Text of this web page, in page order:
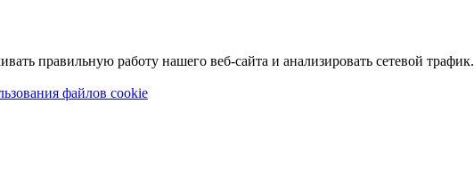
правильную работу нашего веб-сайта и анализировать сетевой трафик.
файлов cookie